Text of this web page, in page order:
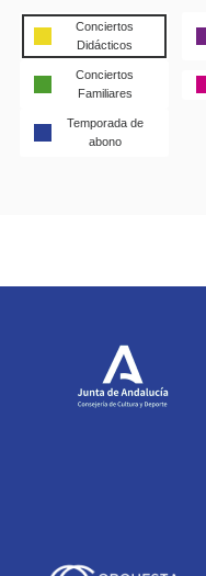
Conciertos
Didácticos
Conciertos
Familiares
Temporada de
abono